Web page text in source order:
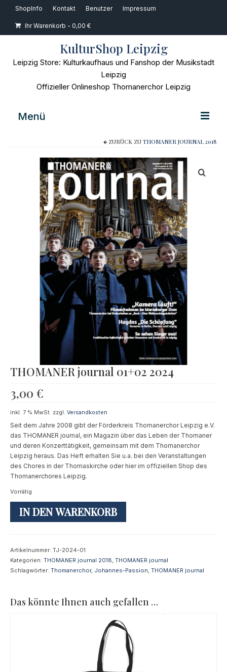
ShopInfo Kontakt Benutzer Impressum
Ihr Warenkorb - 0,00 €
KulturShop Leipzig
Leipzig Store: Kulturkaufhaus und Fanshop der Musikstadt
Leipzig
Offizieller Onlineshop Thomanerchor Leipzig
Menü
Musik
Bücher
Souvenir
KidsStore
Saison
Sale [%]
ZURÜCK ZU THOMANER JOURNAL 2018
THOMANER journal 01+02 2024
3,00 €
inkl. 7 % MwSt. zzgl. Versandkosten
Seit dem Jahre 2008 gibt der Förderkreis Thomanerchor Leipzig e.V.
das THOMANER journal, ein Magazin über das Leben der Thomaner
und deren Konzerttätigkeit, gemeinsam mit dem Thomanerchor
Leipzig heraus. Das Heft erhalten Sie u.a. bei den Veranstaltungen
des Chores in der Thomaskirche oder hier im offiziellen Shop des
Thomanerchores Leipzig.
Vorrätig
THOMANER
journal
Menge
IN DEN WARENKORB
Artikelnummer: TJ-2024-01
Kategorien: THOMANER journal 2018, THOMANER journal
Schlagwörter: Thomanerchor, Johannes-Passion, THOMANER journal
Das könnte Ihnen auch gefallen …